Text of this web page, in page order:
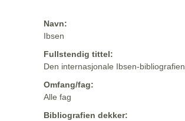
Navn:
Ibsen
Fullstendig tittel:
Den internasjonale Ibsen-bibliografien
Omfang/fag:
Alle fag
Bibliografien dekker: